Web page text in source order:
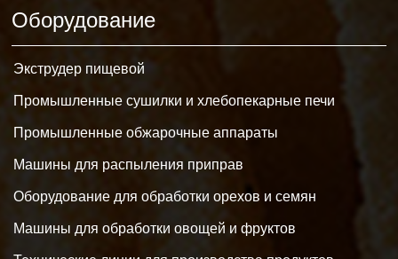
Оборудование
Экструдер пищевой
Промышленные сушилки и хлебопекарные печи
Промышленные обжарочные аппараты
Машины для распыления приправ
Оборудование для обработки орехов и семян
Машины для обработки овощей и фруктов